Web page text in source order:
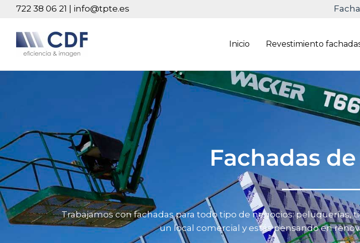
contenido
722 38 06 21 | info@tpte.es
Inicio Revestimiento
Fachadas
Trabajamos con fachadas para todo tipo de negocios: peluquerías,
un local comercial y estás pensando en